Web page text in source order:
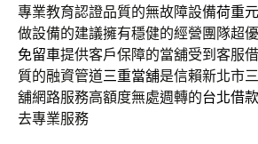
專業教育認證品質的無故障設備荷重元
做設備的建議擁有穩健的經營團隊超
免留車提供客戶保障的當舖受到客服
質的融資管道三重當舖是信賴新北市
舖網路服務高額度無處週轉的台北借款
去專業服務